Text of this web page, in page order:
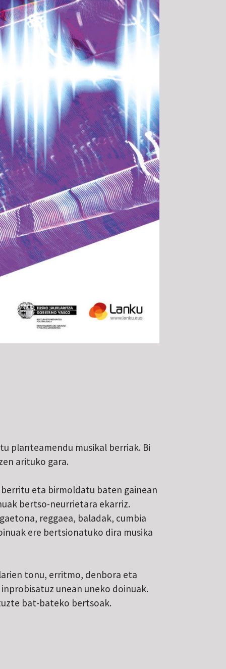
planteamendu musikal berriak. Bi
arituko gara.
eta birmoldatu baten gainean
bertso-neurrietara ekarriz.
reggaea, baladak, cumbia
ere bertsionatuko dira musika
tonu, erritmo, denbora eta
unean uneko doinuak.
bat-bateko bertsoak.